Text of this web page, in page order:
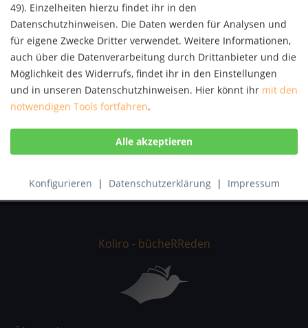
49). Einzelheiten hierzu findet ihr in den
Datenschutzhinweisen. Die Daten werden für Analysen und
für eigene Zwecke Dritter verwendet. Weitere Informationen,
auch über die Datenverarbeitung durch Drittanbieter und die
Möglichkeit des Widerrufs, findet ihr in den Einstellungen
und in unseren Datenschutzhinweisen. Hier könnt ihr mit den
notwendigen Tools fortfahren.
Konfigurieren | Datenschutzerklärung | Impressum
Verlag:
GRIN Verlag
Autor:
Sven Skiba
Artikel-Nr.:
KNV53176075
ISBN:
9783656899198
Beschreibung
Diplomarbeit aus dem Jahr 2004 im Fachbereich BWL -
Bank, Börse, Versicherung, Note: 2,0,...mehr
Bewertungen lesen, schreiben und diskutieren...mehr
Koliro - bücheRReden